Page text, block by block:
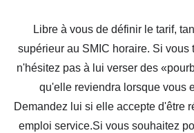
Libre à vous de définir le tarif,
supérieur au SMIC horaire. Si vous
n'hésitez pas à lui verser des
qu'elle reviendra lorsque vous
Demandez lui si elle accepte d'être
emploi service.Si vous souhaitez